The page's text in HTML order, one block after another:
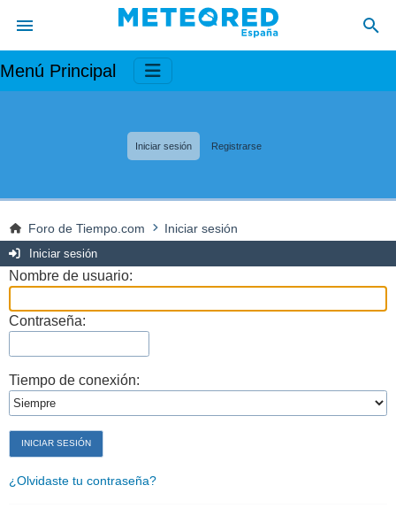
Menú Principal
Iniciar sesión Registrarse
Foro de Tiempo.com Iniciar sesión
Iniciar sesión
Nombre de usuario:
Contraseña:
Tiempo de conexión:
¿Olvidaste tu contraseña?